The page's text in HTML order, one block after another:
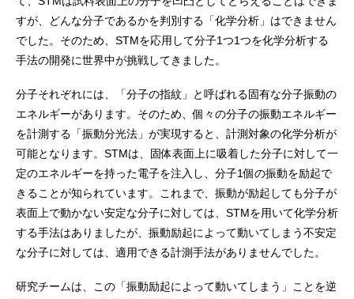
すが、どんな分子であるかを判別する「化学分析」はできません
でした。そのため、STMを応用して分子1つ1つを化学分析する
手法の開発に世界中が挑戦してきました。
分子それぞれには、「分子の指紋」と呼ばれる固有な分子振動の
エネルギーがあります。そのため、個々の分子の振動エネルギー
を計測する「振動分光法」が実現すると、計測対象の化学分析が
可能となります。STMは、固体表面上に吸着した分子に対して一
定のエネルギーを持った電子を注入し、分子1個の振動を励起で
きることが知られています。これまで、振動が励起しても分子が
表面上で動かない安定な分子に対しては、STMを用いて化学分析
する手法はありましたが、振動励起によって動いてしまう不安定
な分子に対しては、適用できる計測手法がありませんでした。
研究チームは、この「振動励起によって動いてしまう」ことを逆